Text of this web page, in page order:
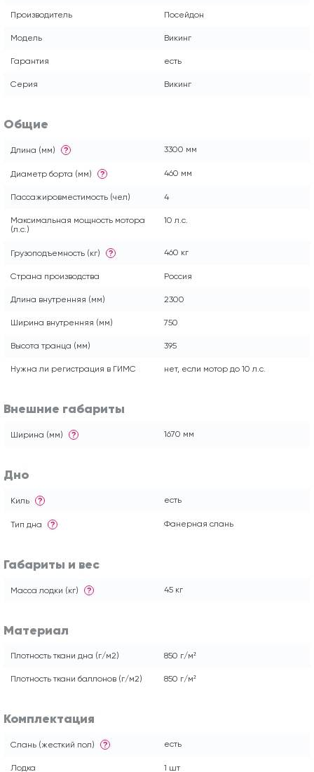
Производитель Посейдон
Модель Викинг
Гарантия есть
Серия Викинг
Общие
Длина (мм) ? 3300 мм
Диаметр борта (мм) ? 460 мм
Пассажировместимость (чел) 4
Максимальная мощность мотора
(л.с.)
10 л.с.
Грузоподъемность (кг) ? 460 кг
Страна производства Россия
Длина внутренняя (мм) 2300
Ширина внутренняя (мм) 750
Высота транца (мм) 395
Нужна ли регистрация в ГИМС нет, если мотор до 10 л.с.
Внешние габариты
Ширина (мм) ? 1670 мм
Дно
Киль ? есть
Тип дна ? Фанерная слань
Габариты и вес
Масса лодки (кг) ? 45 кг
Материал
Плотность ткани дна (г/м2) 850 г/м²
Плотность ткани баллонов (г/м2) 850 г/м²
Комплектация
Слань (жесткий пол) ? есть
Лодка 1 шт